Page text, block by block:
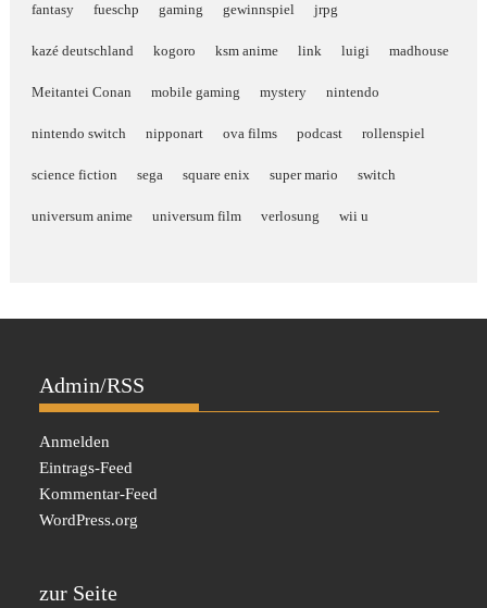
fantasy fueschp gaming gewinnspiel jrpg
kazé deutschland kogoro ksm anime link luigi madhouse
Meitantei Conan mobile gaming mystery nintendo
nintendo switch nipponart ova films podcast rollenspiel
science fiction sega square enix super mario switch
universum anime universum film verlosung wii u
Admin/RSS
Anmelden
Eintrags-Feed
Kommentar-Feed
WordPress.org
zur Seite